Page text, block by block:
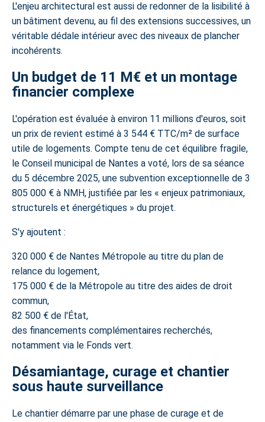
L'enjeu architectural est aussi de redonner de la lisibilité à
un bâtiment devenu, au fil des extensions successives, un
véritable dédale intérieur avec des niveaux de plancher
incohérents.
Un budget de 11 M€ et un montage
financier complexe
L'opération est évaluée à environ 11 millions d'euros, soit
un prix de revient estimé à 3 544 € TTC/m² de surface
utile de logements. Compte tenu de cet équilibre fragile,
le Conseil municipal de Nantes a voté, lors de sa séance
du 5 décembre 2025, une subvention exceptionnelle de 3
805 000 € à NMH, justifiée par les « enjeux patrimoniaux,
structurels et énergétiques » du projet.
S'y ajoutent :
320 000 € de Nantes Métropole au titre du plan de
relance du logement,
175 000 € de la Métropole au titre des aides de droit
commun,
82 500 € de l'État,
des financements complémentaires recherchés,
notamment via le Fonds vert.
Désamiantage, curage et chantier
sous haute surveillance
Le chantier démarre par une phase de curage et de